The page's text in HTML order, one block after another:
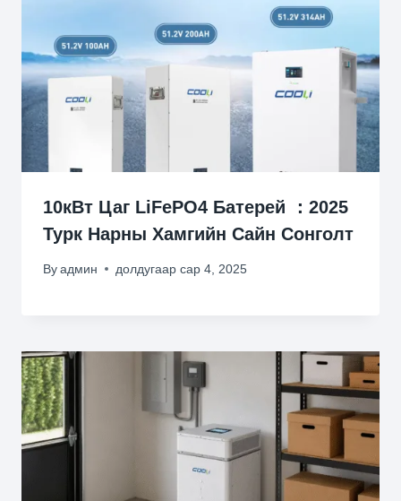
10кВт Цаг LiFePO4 Батерей ：2025
Турк Нарны Хамгийн Сайн Сонголт
By админ долдугаар сар 4, 2025